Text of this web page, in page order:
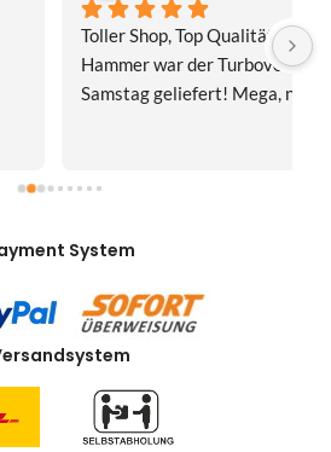
Aber der absolute
Freitag bestellt,
Mega, nur zu empfehlen👍
System